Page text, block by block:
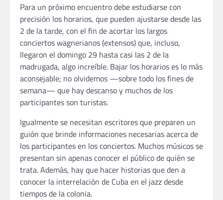
Para un próximo encuentro debe estudiarse con
precisión los horarios, que pueden ajustarse desde las
2 de la tarde, con el fin de acortar los largos
conciertos wagnerianos (extensos) que, incluso,
llegaron el domingo 29 hasta casi las 2 de la
madrugada, algo increíble. Bajar los horarios es lo más
aconsejable; no olvidemos —sobre todo los fines de
semana— que hay descanso y muchos de los
participantes son turistas.
Igualmente se necesitan escritores que preparen un
guión que brinde informaciones necesarias acerca de
los participantes en los conciertos. Muchos músicos se
presentan sin apenas conocer el público de quién se
trata. Además, hay que hacer historias que den a
conocer la interrelación de Cuba en el jazz desde
tiempos de la colonia.